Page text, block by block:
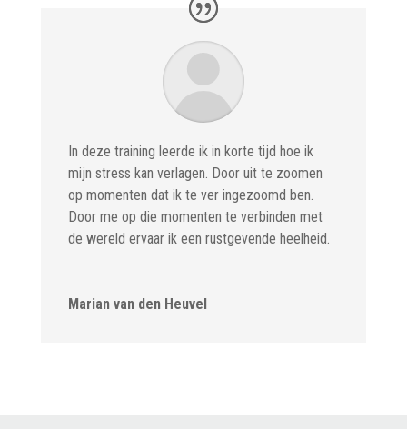
In deze training leerde ik in korte tijd hoe ik
mijn stress kan verlagen. Door uit te zoomen
op momenten dat ik te ver ingezoomd ben.
Door me op die momenten te verbinden met
de wereld ervaar ik een rustgevende heelheid.
Marian van den Heuvel